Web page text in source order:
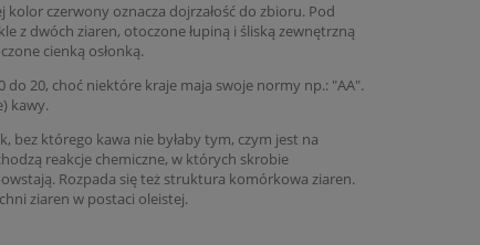
czerwony oznacza dojrzałość do zbioru. Pod
z dwóch ziaren, otoczone łupiną i śliską zewnętrzną
cienką osłonką.
20, choć niektóre kraje maja swoje normy np.: "AA".
kawy.
bez którego kawa nie byłaby tym, czym jest na
reakcje chemiczne, w których skrobie
Rozpada się też struktura komórkowa ziaren.
ziaren w postaci oleistej.